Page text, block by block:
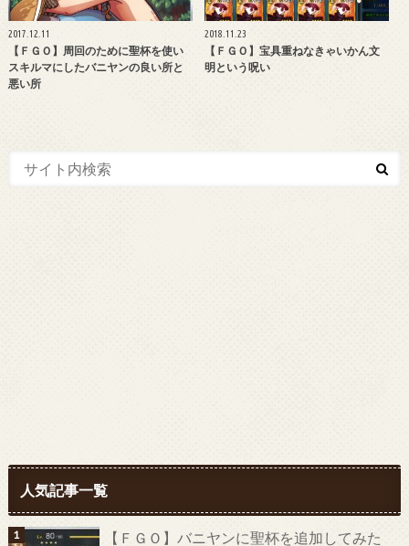
2017.12.11
【ＦＧＯ】周回のために聖杯を使い
スキルマにしたバニヤンの良い所と
悪い所
2018.11.23
【ＦＧＯ】宝具重ねなきゃいかん文
明という呪い
人気記事一覧
【ＦＧＯ】バニヤンに聖杯を追加してみた